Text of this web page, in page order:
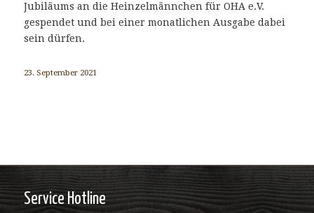
Jubiläums an die Heinzelmännchen für OHA e.V.
gespendet und bei einer monatlichen Ausgabe dabei
sein dürfen.
23. September 2021
Service Hotline